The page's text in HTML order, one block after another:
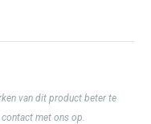
van dit product beter te
met ons op.